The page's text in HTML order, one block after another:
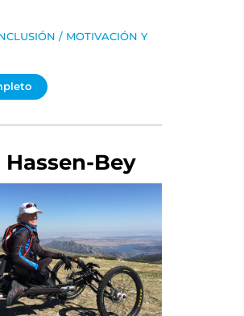
/ MOTIVACIÓN Y
Hassen-Bey